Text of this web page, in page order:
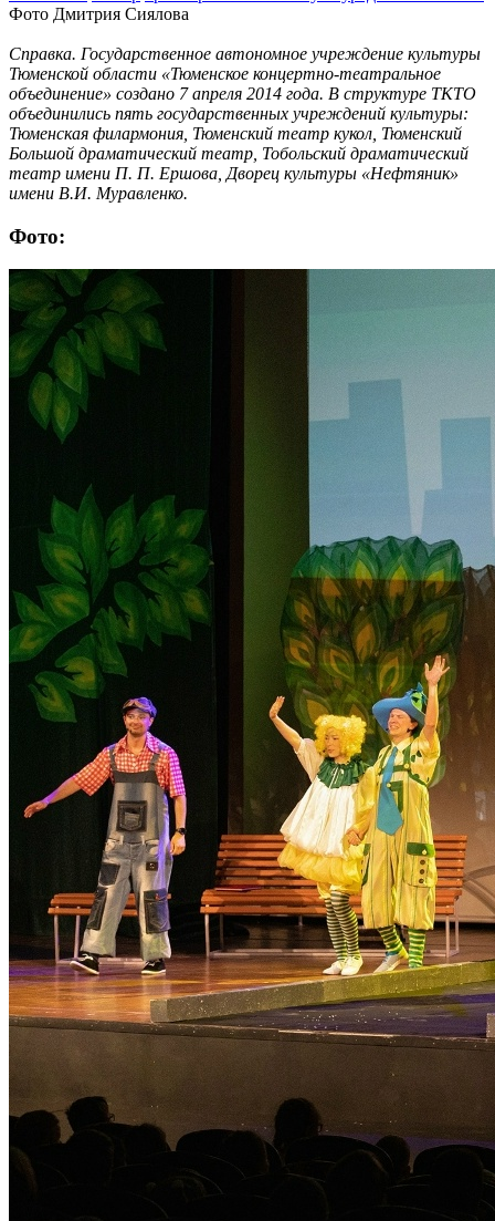
Фото Дмитрия Сиялова
Справка. Государственное автономное учреждение культуры
Тюменской области «Тюменское концертно-театральное
объединение» создано 7 апреля 2014 года. В структуре ТКТО
объединились пять государственных учреждений культуры:
Тюменская филармония, Тюменский театр кукол, Тюменский
Большой драматический театр, Тобольский драматический
театр имени П. П. Ершова, Дворец культуры «Нефтяник»
имени В.И. Муравленко.
Фото: